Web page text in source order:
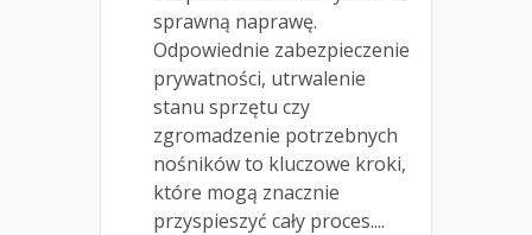
sprawną naprawę.
Odpowiednie zabezpieczenie
prywatności, utrwalenie
stanu sprzętu czy
zgromadzenie potrzebnych
nośników to kluczowe kroki,
które mogą znacznie
przyspieszyć cały proces....